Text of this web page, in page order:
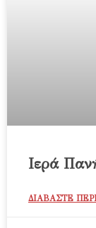
Ιερά
ΔΙΑΒΑΣΤΕ